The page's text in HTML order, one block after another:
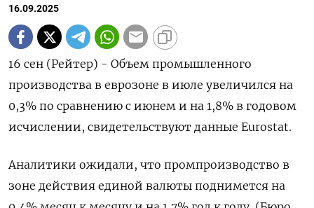
16.09.2025
16 сен (Рейтер) - Объем промышленного
производства в еврозоне в июле увеличился на
0,3% по сравнению с июнем и на 1,8% в годовом
исчислении, свидетельствуют данные Eurostat.
Аналитики ожидали, что промпроизводство в
зоне действия единой валюты поднимется на